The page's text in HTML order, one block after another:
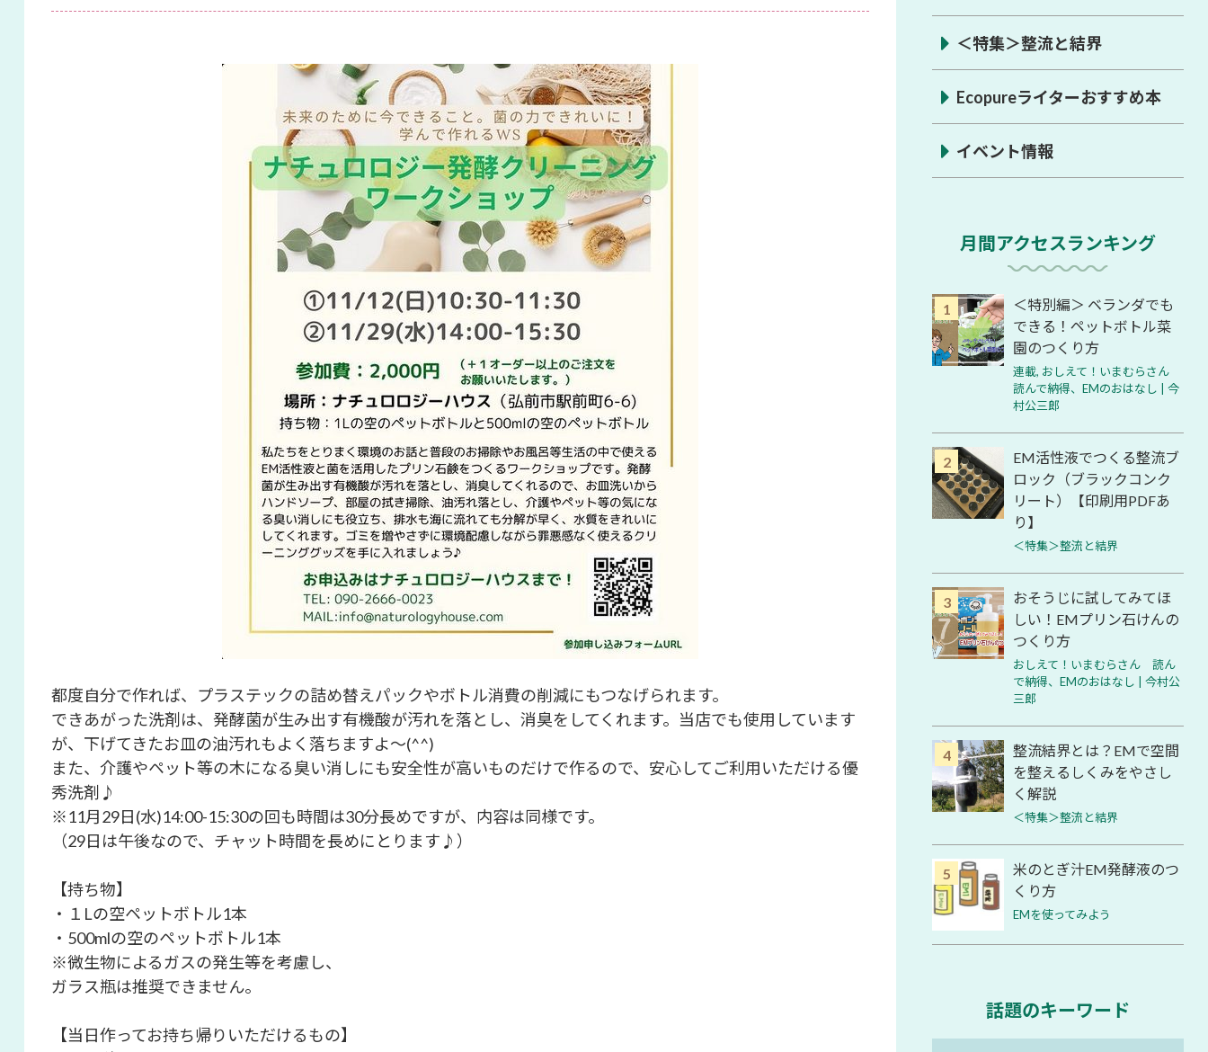
都度自分で作れば、プラステックの詰め替えパックやボトル消費の削減にもつなげられます。
できあがった洗剤は、発酵菌が生み出す有機酸が汚れを落とし、消臭をしてくれます。当店でも使用しています
が、下げてきたお皿の油汚れもよく落ちますよ〜(^^)
また、介護やペット等の木になる臭い消しにも安全性が高いものだけで作るので、安心してご利用いただける優
秀洗剤♪
※11月29日(水)14:00-15:30の回も時間は30分長めですが、内容は同様です。
（29日は午後なので、チャット時間を長めにとります♪）
【持ち物】
・１Lの空ペットボトル1本
・500mlの空のペットボトル1本
※微生物によるガスの発生等を考慮し、
ガラス瓶は推奨できません。
【当日作ってお持ち帰りいただけるもの】
＜特集＞整流と結界
Ecopureライターおすすめ本
イベント情報
月間アクセスランキング
＜特別編＞ ベランダでも
できる！ペットボトル菜
園のつくり方
連載, おしえて！いまむらさん
読んで納得、EMのおはなし | 今
村公三郎
EM活性液でつくる整流ブ
ロック（ブラックコンク
リート）【印刷用PDFあ
り】
＜特集＞整流と結界
おそうじに試してみてほ
しい！EMプリン石けんの
つくり方
おしえて！いまむらさん 読ん
で納得、EMのおはなし | 今村公
三郎
整流結界とは？EMで空間
を整えるしくみをやさし
く解説
＜特集＞整流と結界
米のとぎ汁EM発酵液のつ
くり方
EMを使ってみよう
話題のキーワード